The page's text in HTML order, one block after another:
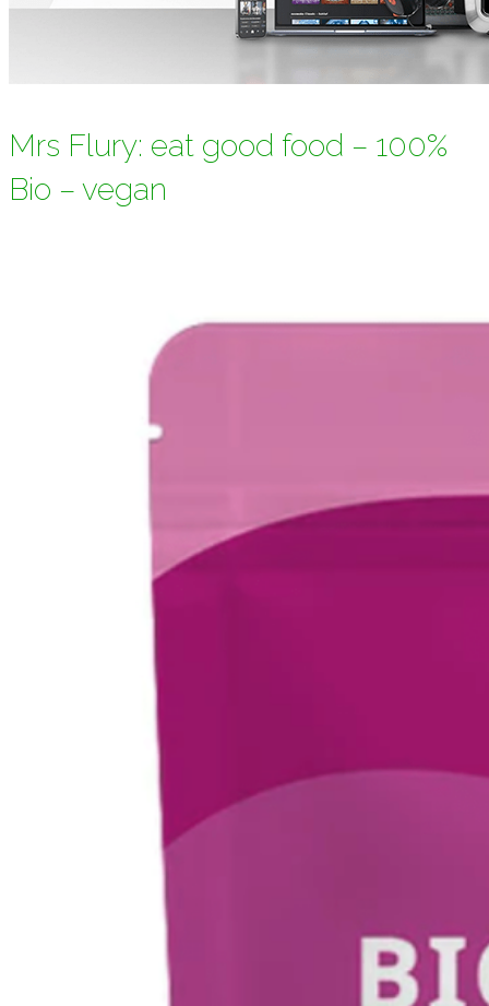
Mrs Flury: eat good food – 100%
Bio – vegan